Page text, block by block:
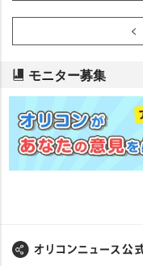
モニター募集